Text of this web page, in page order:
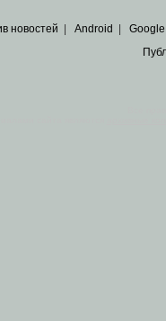
новостей Android Google